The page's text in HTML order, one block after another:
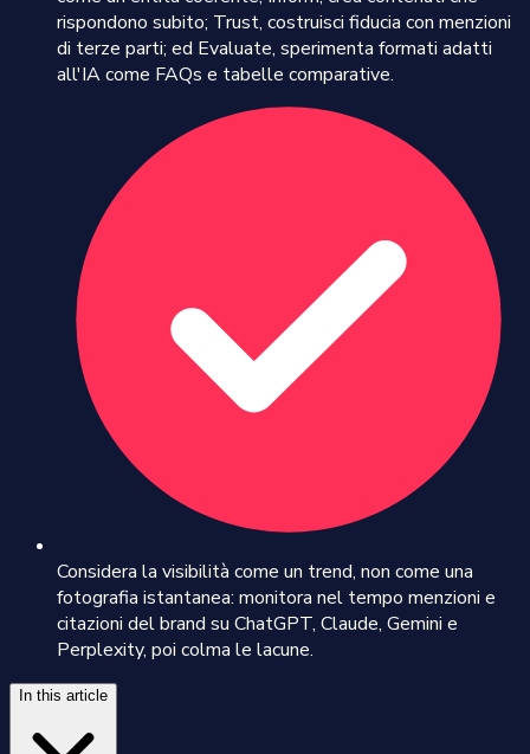
rispondono subito; Trust, costruisci fiducia con menzioni
di terze parti; ed Evaluate, sperimenta formati adatti
all'IA come FAQs e tabelle comparative.
Considera la visibilità come un trend, non come una
fotografia istantanea: monitora nel tempo menzioni e
citazioni del brand su ChatGPT, Claude, Gemini e
Perplexity, poi colma le lacune.
In this article